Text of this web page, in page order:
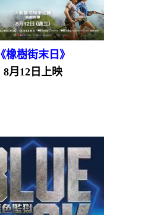
《橡樹街末日》
8月12日上映